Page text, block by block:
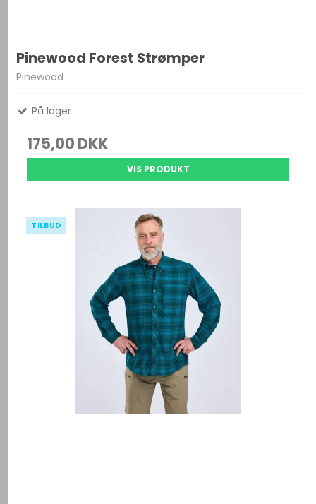
Pinewood Forest Strømper
Pinewood
På lager
175,00 DKK
VIS PRODUKT
TILBUD